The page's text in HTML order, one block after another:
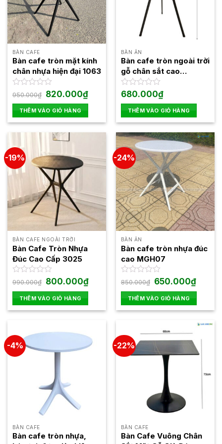
BÀN CAFE
Bàn cafe tròn mặt kính
chân nhựa hiện đại 1063
Được
hạng
0
5
sao
950.000₫ Giá
gốc
là:
950.000₫.
820.000₫Giá
hiện
tại
là:
820.000₫.
THÊM VÀO GIỎ HÀNG
BÀN ĂN
Bàn cafe tròn ngoài trời
gỗ chân sắt cao
Fansipan Moon 03
Được
hạng
0
5
sao
680.000₫
THÊM VÀO GIỎ HÀNG
-19%
BÀN CAFE NGOÀI TRỜI
Bàn Cafe Tròn Nhựa
Đúc Cao Cấp 3025
Được
hạng
0
5
990.000₫ Giá
gốc
là:
990.000₫.
800.000₫Giá
hiện
tại
800.000₫.
THÊM VÀO GIỎ HÀNG
-24%
BÀN ĂN
Bàn cafe tròn nhựa đúc
cao MGH07
Được
hạng
0
5
850.000₫ Giá
gốc
là:
850.000₫.
650.000₫Giá
hiện
tại
là:
THÊM VÀO GIỎ HÀNG
-4%
BÀN CAFE
Bàn cafe tròn nhựa,
-22%
BÀN CAFE
Bàn Cafe Vuông Chân